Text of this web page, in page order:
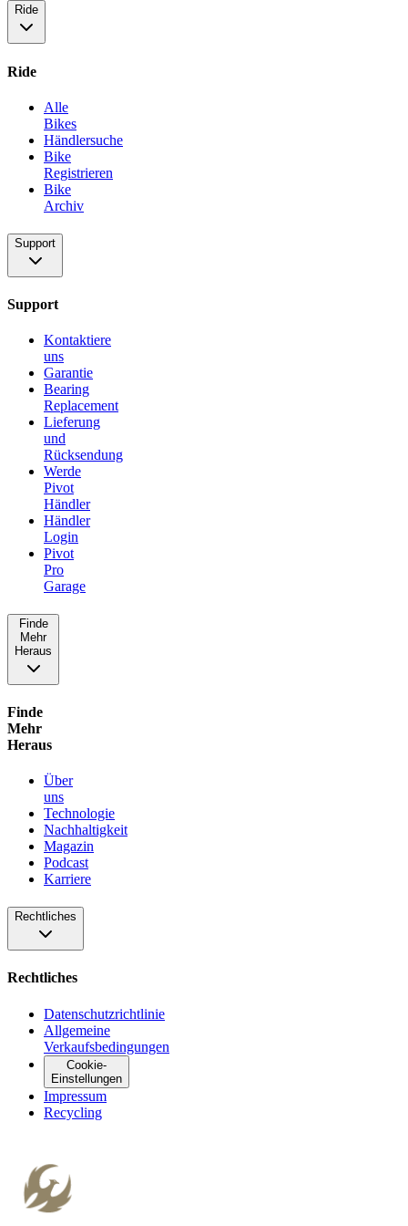
Ride
Ride
Alle
Bikes
Händlersuche
Bike
Registrieren
Bike
Archiv
Support
Support
Kontaktiere
uns
Garantie
Bearing
Replacement
Lieferung
und
Rücksendung
Werde
Pivot
Händler
Händler
Login
Pivot
Pro
Garage
Finde
Mehr
Heraus
Finde
Mehr
Heraus
Über
uns
Technologie
Nachhaltigkeit
Magazin
Podcast
Karriere
Rechtliches
Rechtliches
Datenschutzrichtlinie
Allgemeine
Verkaufsbedingungen
Cookie-
Einstellungen
Impressum
Recycling